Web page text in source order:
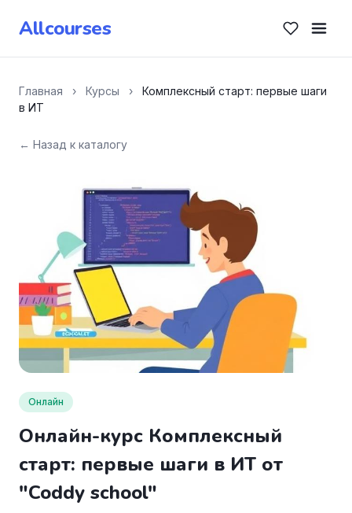
Allcourses
Главная › Курсы ›
Комплексный старт: первые шаги
в ИТ
← Назад к каталогу
Онлайн
Онлайн-курс Комплексный
старт: первые шаги в ИТ от
"Coddy school"